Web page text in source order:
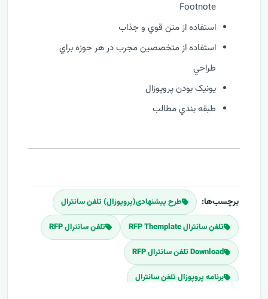
Footnote
استفاده از متن قوي و جذاب
استفاده از متخصصين مجرب در هر حوزه براي
طراحي
يونيک بودن پروپوزال
طبقه بندي مطالب
برچسب‌ها: طرح پیشنهادی(پروپوزال) تلفن سانترال
تلفن سانترال RFP Themplate تلفن سانترال RFP
Download تلفن سانترال RFP
برنامه پروپوزال تلفن سانترال